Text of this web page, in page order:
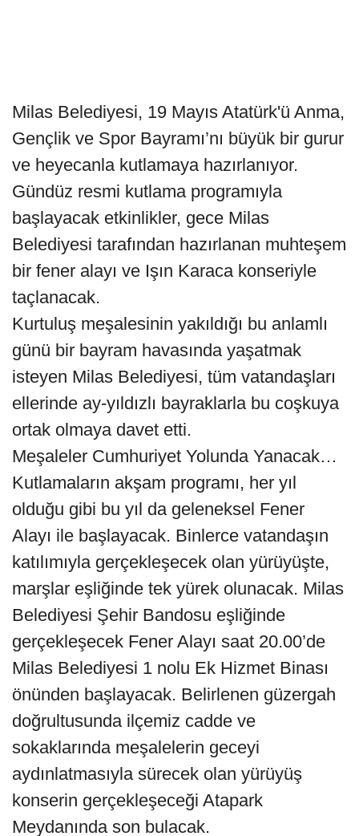
Milas Belediyesi, 19 Mayıs Atatürk'ü Anma,
Gençlik ve Spor Bayramı’nı büyük bir gurur
ve heyecanla kutlamaya hazırlanıyor.
Gündüz resmi kutlama programıyla
başlayacak etkinlikler, gece Milas
Belediyesi tarafından hazırlanan muhteşem
bir fener alayı ve Işın Karaca konseriyle
taçlanacak.
Kurtuluş meşalesinin yakıldığı bu anlamlı
günü bir bayram havasında yaşatmak
isteyen Milas Belediyesi, tüm vatandaşları
ellerinde ay-yıldızlı bayraklarla bu coşkuya
ortak olmaya davet etti.
Meşaleler Cumhuriyet Yolunda Yanacak…
Kutlamaların akşam programı, her yıl
olduğu gibi bu yıl da geleneksel Fener
Alayı ile başlayacak. Binlerce vatandaşın
katılımıyla gerçekleşecek olan yürüyüşte,
marşlar eşliğinde tek yürek olunacak. Milas
Belediyesi Şehir Bandosu eşliğinde
gerçekleşecek Fener Alayı saat 20.00’de
Milas Belediyesi 1 nolu Ek Hizmet Binası
önünden başlayacak. Belirlenen güzergah
doğrultusunda ilçemiz cadde ve
sokaklarında meşalelerin geceyi
aydınlatmasıyla sürecek olan yürüyüş
konserin gerçekleşeceği Atapark
Meydanında son bulacak.